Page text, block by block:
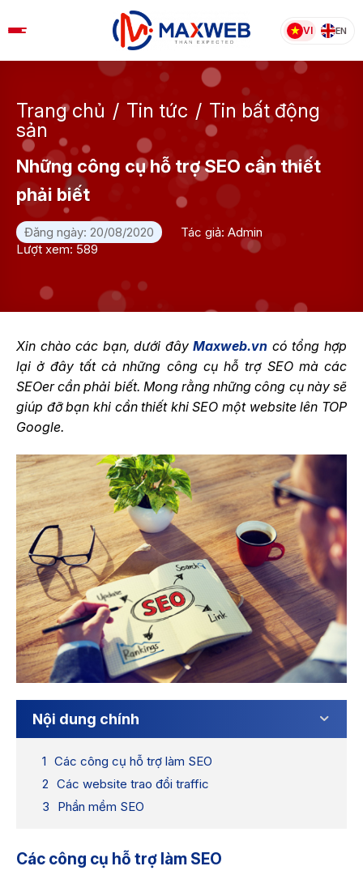
to
VI EN
Trang chủ / Tin tức / Tin bất động
sản
Những công cụ hỗ trợ SEO cần thiết
phải biết
Đăng ngày: 20/08/2020
Tác giả: Admin
Lượt xem: 589
Xin chào các bạn, dưới đâyMaxweb.vn có tổng hợp
lại ở đây tất cả những công cụ hỗ trợ SEO mà các
SEOer cần phải biết. Mong rằng những công cụ này sẽ
giúp đỡ bạn khi cần thiết khi SEO một website lên TOP
Google.
Nội dung chính
Các công cụ hỗ trợ làm SEO
Các website trao đổi traffic
Phần mềm SEO
Các công cụ hỗ trợ làm SEO